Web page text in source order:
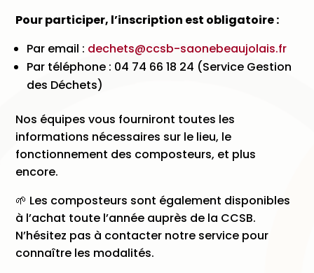
Pour participer, l’inscription est obligatoire :
Par email : dechets@ccsb-saonebeaujolais.fr
Par téléphone : 04 74 66 18 24 (Service Gestion
des Déchets)
Nos équipes vous fourniront toutes les
informations nécessaires sur le lieu, le
fonctionnement des composteurs, et plus
encore.
🌱 Les composteurs sont également disponibles
à l’achat toute l’année auprès de la CCSB.
N’hésitez pas à contacter notre service pour
connaître les modalités.